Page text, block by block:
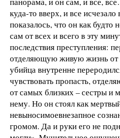
куда-то вверх, и все
показалось, что он как будто
сам от всех и всего в эту
последствия преступления:
отделяющую живую жизнь от
убийца внутренне
чувствовать пропасть,
от самых близких – сестры и
нему. Но он стоял как
невыносимоевнезапное
громом. Да и руки его не